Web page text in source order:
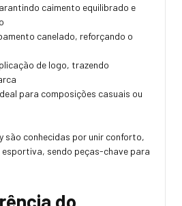
caimento equilibrado e
canelado, reforçando o
de logo, trazendo
para composições casuais ou
são conhecidas por unir conforto,
sendo peças-chave para
do